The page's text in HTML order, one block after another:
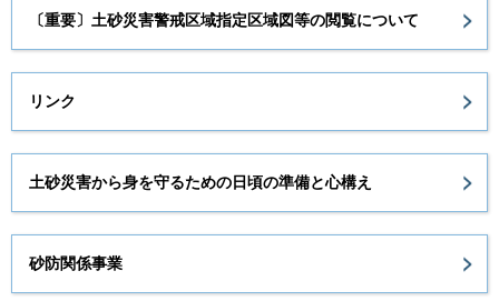
〔重要〕土砂災害警戒区域指定区域図等の閲覧について
リンク
土砂災害から身を守るための日頃の準備と心構え
砂防関係事業